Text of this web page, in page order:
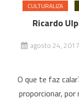
CULTURALIZA
Ricardo
agosto 24, 2017
O que te faz
proporcionar,